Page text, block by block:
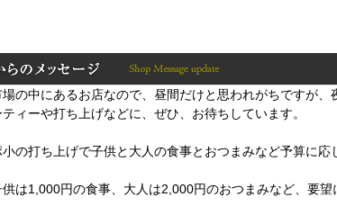
場の中にあるお店なので、昼間だけと思われがちですが、
ティーや打ち上げなどに、ぜひ、お待ちしています。
の打ち上げで子供と大人の食事とおつまみなど予算に応
供は1,000円の食事、大人は2,000円のおつまみなど、要